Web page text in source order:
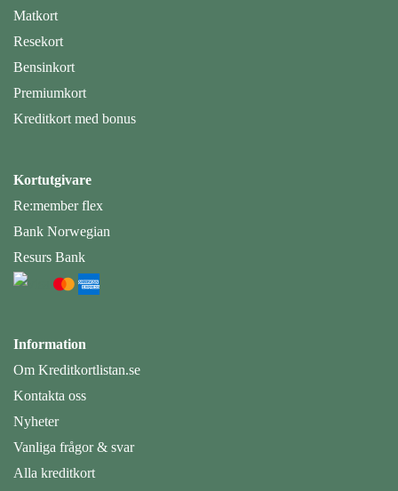
Matkort
Resekort
Bensinkort
Premiumkort
Kreditkort med bonus
Kortutgivare
Re:member flex
Bank Norwegian
Resurs Bank
Information
Om Kreditkortlistan.se
Kontakta oss
Nyheter
Vanliga frågor & svar
Alla kreditkort